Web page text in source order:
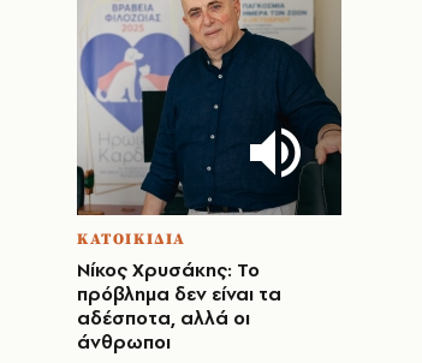
ΚΑΤΟΙΚΙΔΙΑ
Νίκος Χρυσάκης: Το
πρόβλημα δεν είναι τα
αδέσποτα, αλλά οι
άνθρωποι